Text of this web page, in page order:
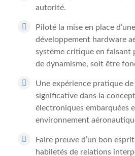
autorité.
Piloté la mise en place
développement hardware
système critique en faisant
de dynamisme, soit être
Une expérience pratique
significative dans la
électroniques embarquées
environnement
Faire preuve d’un bon
habiletés de relations